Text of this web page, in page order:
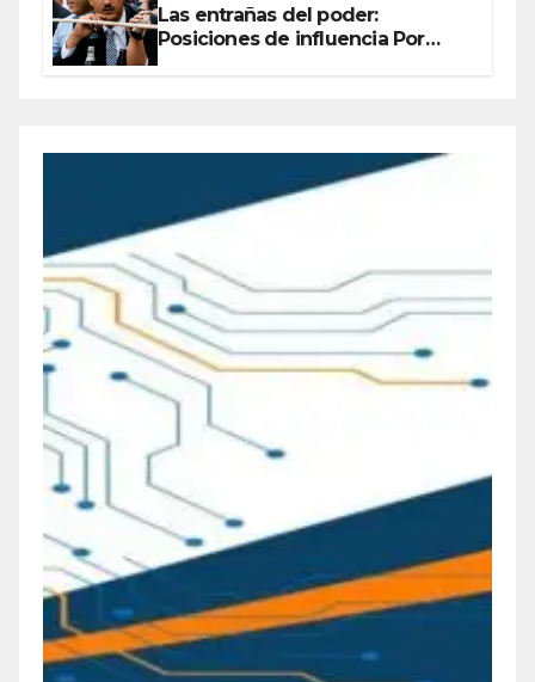
Las entrañas del poder:
Posiciones de influencia Por